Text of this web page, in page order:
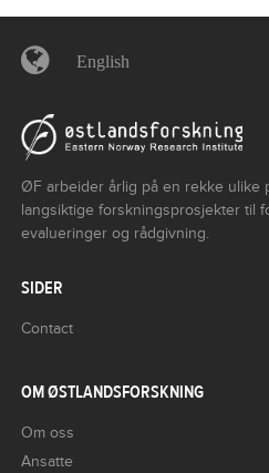
English
ØF arbeider årlig på en rekke ulike
langsiktige forskningsprosjekter til
evalueringer og rådgivning.
SIDER
Contact
OM ØSTLANDSFORSKNING
Om oss
Ansatte